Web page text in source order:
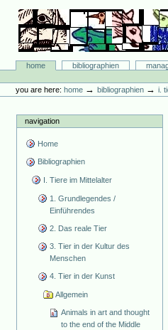
content.
navigation
Bibliographie-Portal
Sectionshome bibliographien
tools
you are here: home →bibliographien →i.
navigation
Home
Bibliographien
I. Tiere im Mittelalter
1. Grundlegendes /
Einführendes
2. Das reale Tier
3. Tier in der Kultur des
Menschen
4. Tier in der Kunst
Allgemein
Animals in art and thought
to the end of the Middle